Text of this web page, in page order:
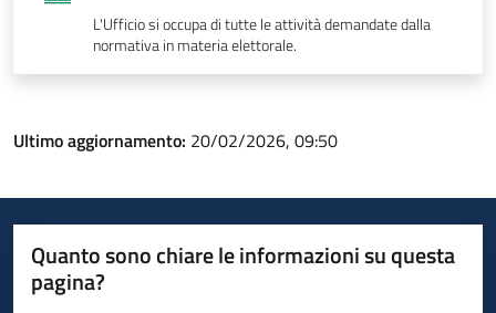
L'Ufficio si occupa di tutte le attività demandate dalla
normativa in materia elettorale.
Ultimo aggiornamento: 20/02/2026, 09:50
Quanto sono chiare le informazioni su questa
pagina?